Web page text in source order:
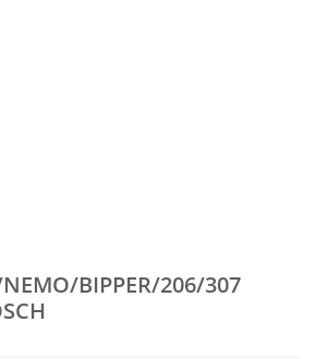
BIPPER/206/307